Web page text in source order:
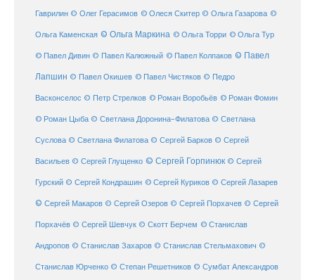
Гаврилин © Олег Герасимов © Олеся Скитер © Ольга Газарова ©
Ольга Каменская © Ольга Маркина © Ольга Торри © Ольга Тур
© Павел Дивин © Павел Калюжный © Павел Колпаков © Павел
Лапшин © Павел Окишев © Павел Чистяков © Педро
Васконселос © Петр Стрелков © Роман Воробьёв © Роман Фомин
© Роман Цыба © Светлана Доронина-Филатова © Светлана
Суслова © Светлана Филатова © Сергей Барков © Сергей
Васильев © Сергей Глущенко © Сергей Горпинюк © Сергей
Гурский © Сергей Кондрашин © Сергей Куриков © Сергей Лазарев
© Сергей Макаров © Сергей Озеров © Сергей Порхачев © Сергей
Порхачёв © Сергей Шевчук © Скотт Берчем © Станислав
Андропов © Станислав Захаров © Станислав Стельмахович ©
Станислав Юрченко © Степан Решетников © Сумбат Александров